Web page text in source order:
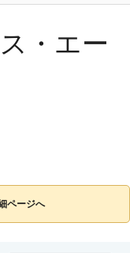
・エー
ページへ